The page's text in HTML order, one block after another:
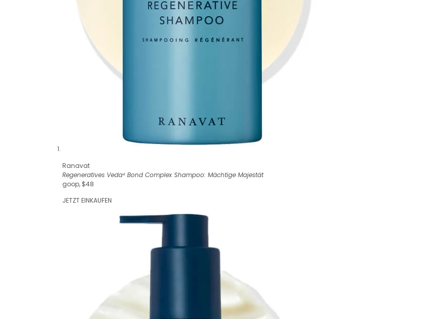
Ranavat
Regeneratives Veda⁴ Bond Complex Shampoo: Mächtige Majestät
goop, $48
JETZT EINKAUFEN